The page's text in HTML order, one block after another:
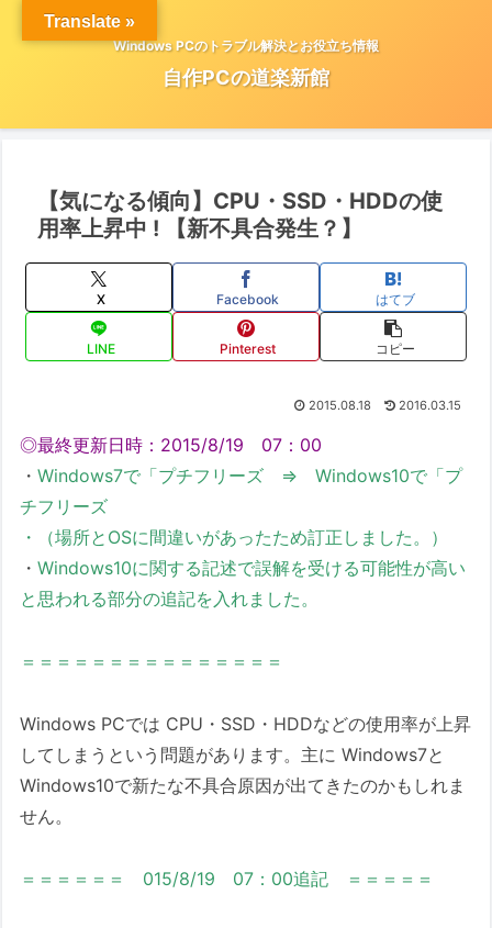
Windows PCのトラブル解決とお役立ち情報
自作PCの道楽新館
【気になる傾向】CPU・SSD・HDDの使
用率上昇中 ! 【新不具合発生？】
X Facebook はてブ
LINE Pinterest コピー
2015.08.18 2016.03.15
◎最終更新日時：2015/8/19 07：00
・Windows7で「プチフリーズ ⇒ Windows10で「プ
チフリーズ
・（場所とOSに間違いがあったため訂正しました。）
・Windows10に関する記述で誤解を受ける可能性が高い
と思われる部分の追記を入れました。
＝＝＝＝＝＝＝＝＝＝＝＝＝＝＝
Windows PCでは CPU・SSD・HDDなどの使用率が上昇
してしまうという問題があります。主に Windows7と
Windows10で新たな不具合原因が出てきたのかもしれま
せん。
＝＝＝＝＝＝ 015/8/19 07：00追記 ＝＝＝＝＝
Translate »